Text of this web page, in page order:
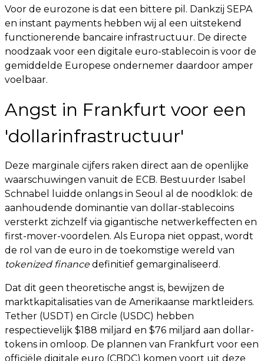
Voor de eurozone is dat een bittere pil. Dankzij SEPA
en instant payments hebben wij al een uitstekend
functionerende bancaire infrastructuur. De directe
noodzaak voor een digitale euro-stablecoin is voor de
gemiddelde Europese ondernemer daardoor amper
voelbaar.
Angst in Frankfurt voor een
'dollarinfrastructuur'
Deze marginale cijfers raken direct aan de openlijke
waarschuwingen vanuit de ECB. Bestuurder Isabel
Schnabel luidde onlangs in Seoul al de noodklok: de
aanhoudende dominantie van dollar-stablecoins
versterkt zichzelf via gigantische netwerkeffecten en
first-mover-voordelen. Als Europa niet oppast, wordt
de rol van de euro in de toekomstige wereld van
tokenized financedefinitief gemarginaliseerd.
Dat dit geen theoretische angst is, bewijzen de
marktkapitalisaties van de Amerikaanse marktleiders.
Tether (USDT) en Circle (USDC) hebben
respectievelijk $188 miljard en $76 miljard aan dollar-
tokens in omloop. De plannen van Frankfurt voor een
officiële digitale euro (CBDC) komen voort uit deze